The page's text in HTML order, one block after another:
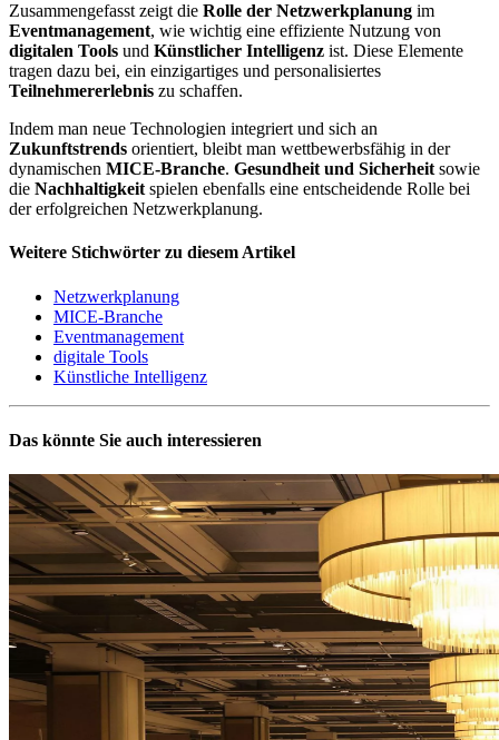
Zusammengefasst zeigt die Rolle der Netzwerkplanung im
Eventmanagement, wie wichtig eine effiziente Nutzung von
digitalen Tools und Künstlicher Intelligenz ist. Diese Elemente
tragen dazu bei, ein einzigartiges und personalisiertes
Teilnehmererlebnis zu schaffen.
Indem man neue Technologien integriert und sich an
Zukunftstrends orientiert, bleibt man wettbewerbsfähig in der
dynamischen MICE-Branche. Gesundheit und Sicherheit sowie
die Nachhaltigkeit spielen ebenfalls eine entscheidende Rolle bei
der erfolgreichen Netzwerkplanung.
Weitere Stichwörter zu diesem Artikel
Netzwerkplanung
MICE-Branche
Eventmanagement
digitale Tools
Künstliche Intelligenz
Das könnte Sie auch interessieren